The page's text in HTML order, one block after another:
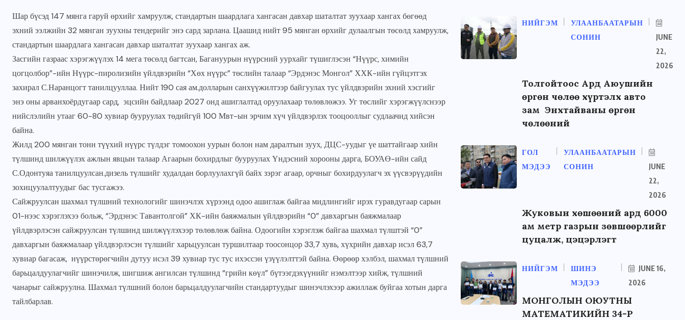
Шар бүсэд 147 мянга гаруй өрхийг хамруулж, стандартын шаардлага хангасан давхар шаталтат зуухаар хангах бөгөөд
эхний ээлжийн 32 мянган зуухны тендерийг энэ сард зарлана. Цаашид нийт 95 мянган өрхийг дулаалгын төсөлд хамруулж,
стандартын шаардлага хангасан давхар шаталтат зуухаар хангах аж.
Засгийн газраас хэрэгжүүлэх 14 мега төсөлд багтсан, Багануурын нүүрсний уурхайг түшиглэсэн “Нүүрс, химийн
цогцолбор”-ийн Нүүрс-пиролизийн үйлдвэрийн “Хөх нүүрс” төслийн талаар “Эрдэнэс Монгол” ХХК-ийн гүйцэтгэх
захирал С.Наранцогт танилцууллаа. Нийт 190 сая ам.долларын санхүүжилтээр байгуулах тус үйлдвэрийн эхний хэсгийг
энэ оны арванхоёрдугаар сард, эцсийн байдлаар 2027 онд ашиглалтад оруулахаар төлөвлөжээ. Уг төслийг хэрэгжүүлснээр
нийслэлийн утааг 60-80 хувиар бууруулах төдийгүй 100 Мвт-ын эрчим хүч үйлдвэрлэх тооцооллыг судлаачид хийсэн
байна.
Жилд 200 мянган тонн түүхий нүүрс түлдэг томоохон уурын болон нам даралтын зуух, ДЦС-уудыг үе шаттайгаар хийн
түлшинд шилжүүлэх ажлын явцын талаар Агаарын бохирдлыг бууруулах Үндэсний хорооны дарга, БОУАӨ-ийн сайд
С.Одонтуяа танилцуулсан.дизель түлшийг худалдан борлуулахгүй байх зэрэг агаар, орчныг бохирдуулагч эх үүсвэрүүдийн
зохицуулалтуудыг бас тусгажээ.
Сайжруулсан шахмал түлшний технологийг шинэчлэх хүрээнд одоо ашиглаж байгаа мидлингийг ирэх гуравдугаар сарын
01-нээс хэрэглэхээ больж, “Эрдэнэс Тавантолгой” ХК-ийн баяжмалын үйлдвэрийн “0” давхаргын баяжмалаар
үйлдвэрлэсэн сайжруулсан түлшинд шилжүүлэхээр төлөвлөж байна. Одоогийн хэрэглэж байгаа шахмал түлштэй “0”
давхаргын баяжмалаар үйлдвэрлэсэн түлшийг харьцуулсан туршилтаар тоосонцор 33,7 хувь, хүхрийн давхар исэл 63,7
хувиар багасаж, нүүрстөрөгчийн дутуу исэл 39 хувиар тус тус ихэссэн үзүүлэлттэй байна. Өөрөөр хэлбэл, шахмал түлшний
барьцалдуулагчийг шинэчилж, шигшиж ангилсан түлшинд “грийн көүл” бүтээгдэхүүнийг нэмэлтээр хийж, түлшний
чанарыг сайжруулна. Шахмал түлшний болон барьцалдуулагчийн стандартуудыг шинэчлэхээр ажиллаж буйгаа хотын дарга
тайлбарлав.
НИЙГЭМ
УЛААНБААТАРЫН
СОНИН
JUNE
22,
2026
Толгойтоос Ард Аюушийн
өргөн чөлөө хүртэлх авто
зам Энхтайваны өргөн
чөлөөний
ГОЛ
МЭДЭЭ
УЛААНБААТАРЫН
СОНИН
JUNE
22,
2026
Жуковын хөшөөний ард 6000
ам метр газрын зөвшөөрлийг
цуцалж, цэцэрлэгт
НИЙГЭМ
ШИНЭ
МЭДЭЭ
JUNE 16,
2026
МОНГОЛЫН ОЮУТНЫ
МАТЕМАТИКИЙН 34-Р